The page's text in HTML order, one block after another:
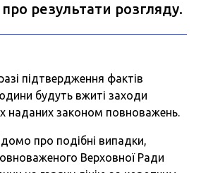
результати розгляду.
підтвердження фактів
будуть вжиті заходи
наданих законом повноважень.
про подібні випадки,
Верховної Ради